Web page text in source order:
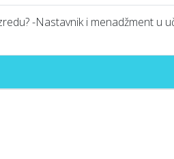
-Nastavnik i menadžment u